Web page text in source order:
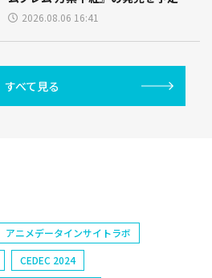
2026.08.06 16:41
すべて見る
アニメデータインサイトラボ
CEDEC 2024